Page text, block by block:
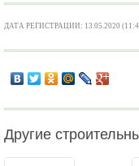
ДАТА РЕГИСТРАЦИИ: 13.05.2020
Другие